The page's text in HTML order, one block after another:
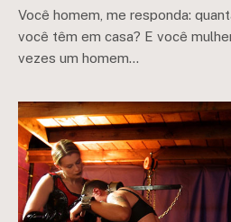
Você homem, me responda:
você têm em casa? E você
vezes um homem…